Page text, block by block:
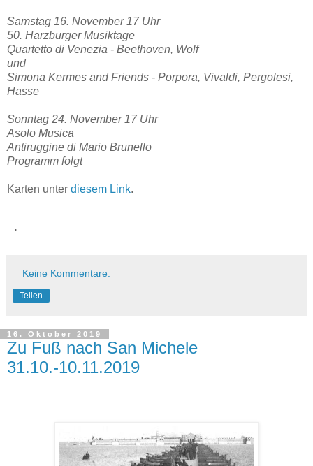
Samstag 16. November 17 Uhr
50. Harzburger Musiktage
Quartetto di Venezia - Beethoven, Wolf
und
Simona Kermes and Friends - Porpora, Vivaldi, Pergolesi,
Hasse
Sonntag 24. November 17 Uhr
Asolo Musica
Antiruggine di Mario Brunello
Programm folgt
Karten unter diesem Link.
.
Keine Kommentare:
Teilen
16. Oktober 2019
Zu Fuß nach San Michele
31.10.-10.11.2019